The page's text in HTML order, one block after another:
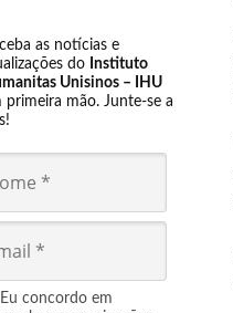
as notícias e
do Instituto
Unisinos – IHU
primeira mão. Junte-se a
Eu concordo em